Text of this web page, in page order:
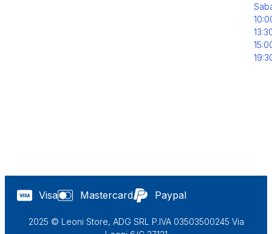
Visa Mastercard Paypal
2025 © Leoni Store, ADG SRL P.IVA 03503500245 Via